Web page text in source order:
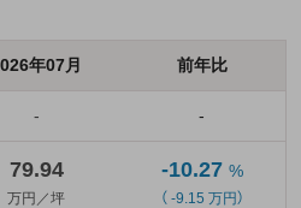
年07月 前年比
- -
79.94
万円／坪
-10.27 %
（ -9.15 万円）